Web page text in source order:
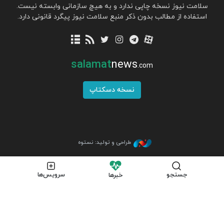
جستجو خبرها سرویس‌ها
سلامت نیوز نسخه چاپی ندارد و به هیچ سازمانی وابسته نیست.
استفاده از مطالب بدون ذکر منبع سلامت نیوز پیگرد قانونی دارد.
salamatnews.com
نسخه دسکتاپ
طراحی و تولید: نستوه